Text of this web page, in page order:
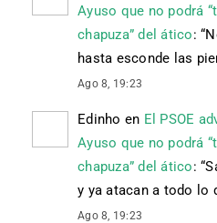
Ayuso que no podrá
chapuza” del ático: “
hasta esconde las
Ago 8, 19:23
Edinho en El PSOE
Ayuso que no podrá
chapuza” del ático: “
y ya atacan a todo lo
Ago 8, 19:23